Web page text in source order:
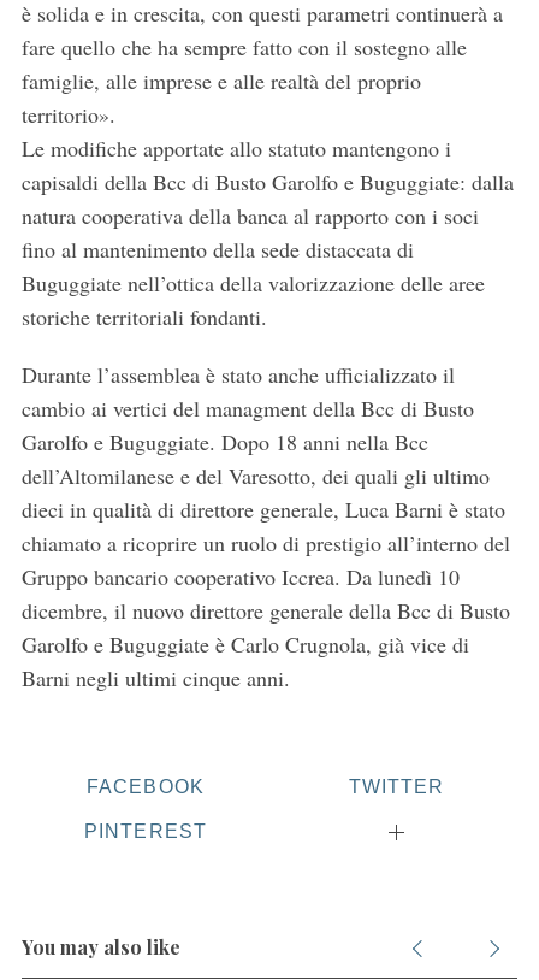
è solida e in crescita, con questi parametri continuerà a
fare quello che ha sempre fatto con il sostegno alle
famiglie, alle imprese e alle realtà del proprio
territorio».
Le modifiche apportate allo statuto mantengono i
capisaldi della Bcc di Busto Garolfo e Buguggiate: dalla
natura cooperativa della banca al rapporto con i soci
fino al mantenimento della sede distaccata di
Buguggiate nell’ottica della valorizzazione delle aree
storiche territoriali fondanti.
Durante l’assemblea è stato anche ufficializzato il
cambio ai vertici del managment della Bcc di Busto
Garolfo e Buguggiate. Dopo 18 anni nella Bcc
dell’Altomilanese e del Varesotto, dei quali gli ultimo
dieci in qualità di direttore generale, Luca Barni è stato
chiamato a ricoprire un ruolo di prestigio all’interno del
Gruppo bancario cooperativo Iccrea. Da lunedì 10
dicembre, il nuovo direttore generale della Bcc di Busto
Garolfo e Buguggiate è Carlo Crugnola, già vice di
Barni negli ultimi cinque anni.
FACEBOOK TWITTER
PINTEREST
You may also like
S
e
h
o